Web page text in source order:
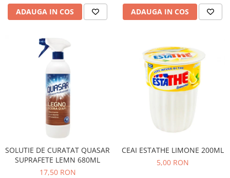
ADAUGA IN COS ADAUGA IN COS
SOLUTIE DE CURATAT QUASAR
SUPRAFETE LEMN 680ML
17,50 RON
CEAI ESTATHE LIMONE 200ML
5,00 RON